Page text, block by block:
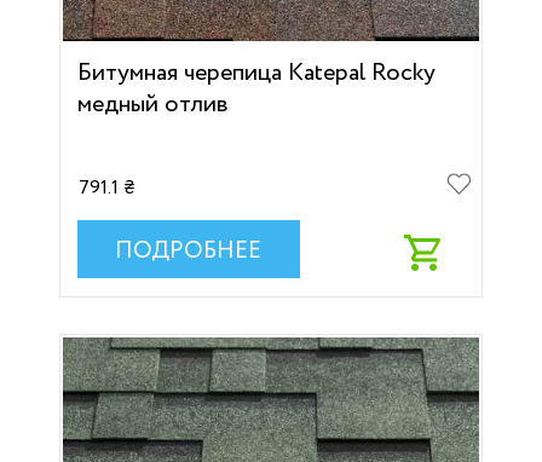
Битумная черепица Katepal Rocky
медный отлив
791.1 ₴
ПОДРОБНЕЕ